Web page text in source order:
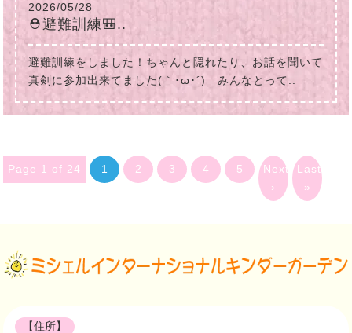
2026/05/28
⛑避難訓練🎒..
避難訓練をしました！ちゃんと隠れたり、お話を聞いて
真剣に参加出来てました(｀･ω･´)ゞみんなとって..
Page 1 of 24 1 2 3 4 5
Next
›
Last
»
【住所】